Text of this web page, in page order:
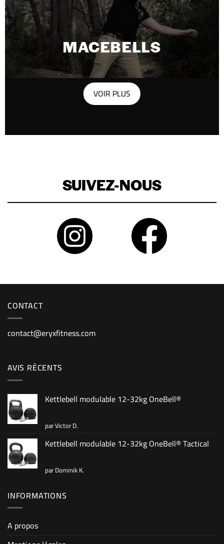
MACEBELLS
VOIR PLUS
SUIVEZ-NOUS
CONTACT
contact@eryxfitness.com
AVIS RÉCENTS
Kettlebell modulable 12-32kg OneBell®
Note5sur
5
par Victor D.
Kettlebell modulable 12-32kg OneBell® Tactical
Note4
sur 5
par Dominik K.
INFORMATIONS
A propos